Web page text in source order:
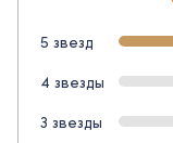
5 звезд
4 звезды
3 звезды